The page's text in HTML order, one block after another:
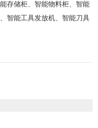
存储柜、智能物料柜、智能
智能工具发放机、智能刀具